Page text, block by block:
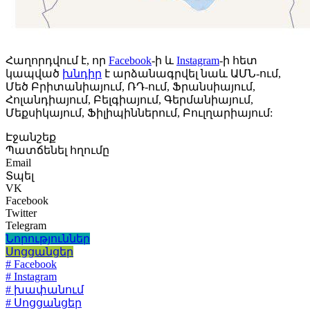
Հաղորդվում է, որ Facebook-ի և Instagram-ի հետ
կապված խնդիր է արձանագրվել նաև ԱՄՆ-ում,
Մեծ Բրիտանիայում, ՌԴ-ում, Ֆրանսիայում,
Հոլանդիայում, Բելգիայում, Գերմանիայում,
Մեքսիկայում, Ֆիլիպիններում, Բուլղարիայում:
Էջանշեք
Պատճենել հղումը
Email
Տպել
VK
Facebook
Twitter
Telegram
Նորություններ
Սոցցանցեր
# Facebook
# Instagram
# խափանում
# Սոցցանցեր